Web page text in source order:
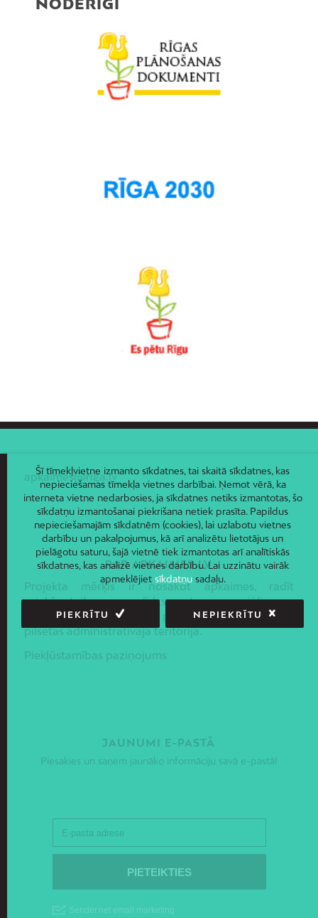
Sarkandaugava
NODERĪGI
apkaimes@riga.lv
PAR APKAIMES.LV
Projekta mērķis ir nosakot apkaimes, radīt
priekšnoteikumus līdzsvarotas sociāli –
ekonomiskās un telpiskās politikas ieviešanai Rīgas
pilsētas administratīvajā teritorijā.
Piekļūstamības paziņojums
JAUNUMI E-PASTĀ
Piesakies un saņem jaunāko informāciju savā e-pastā!
Šī tīmekļvietne izmanto sīkdatnes, tai skaitā sīkdatnes, kas
nepieciešamas tīmekļa vietnes darbībai. Ņemot vērā, ka
interneta vietne nedarbosies, ja sīkdatnes netiks izmantotas, šo
sīkdatņu izmantošanai piekrišana netiek prasīta. Papildus
nepieciešamajām sīkdatnēm (cookies), lai uzlabotu vietnes
darbību un pakalpojumus, kā arī analizētu lietotājus un
pielāgotu saturu, šajā vietnē tiek izmantotas arī analītiskās
sīkdatnes, kas analizē vietnes darbību. Lai uzzinātu vairāk
apmeklējiet sīkdatņusadaļu.
PIEKRĪTU NEPIEKRĪTU